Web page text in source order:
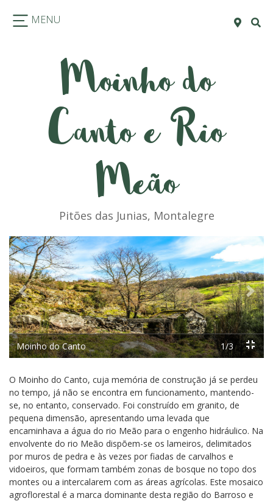
MENU
Moinho do
Canto e Rio
Meão
Pitões das Junias, Montalegre
Moinho do Canto 1/3
Previous Next
O Moinho do Canto, cuja memória de construção já se perdeu
no tempo, já não se encontra em funcionamento, mantendo-
se, no entanto, conservado. Foi construído em granito, de
pequena dimensão, apresentando uma levada que
encaminhava a água do rio Meão para o engenho hidráulico. Na
envolvente do rio Meão dispõem-se os lameiros, delimitados
por muros de pedra e às vezes por fiadas de carvalhos e
vidoeiros, que formam também zonas de bosque no topo dos
montes ou a intercalarem com as áreas agrícolas. Este mosaico
agroflorestal é a marca dominante desta região do Barroso e